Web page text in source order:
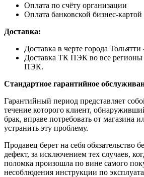
Оплата по счёту организации
Оплата банковской бизнес-
Доставка:
Доставка в черте города Тольятти
Доставка ТК ПЭК во все
ПЭК.
Стандартное гарантийное
Гарантийный период представляет
течение которого клиент,
брак, вправе потребовать от магазина
устранить эту проблему.
Продавец берет на себя обязательство
дефект, за исключением тех случаев,
поломка произошла по вине самого
несоблюдения инструкции по